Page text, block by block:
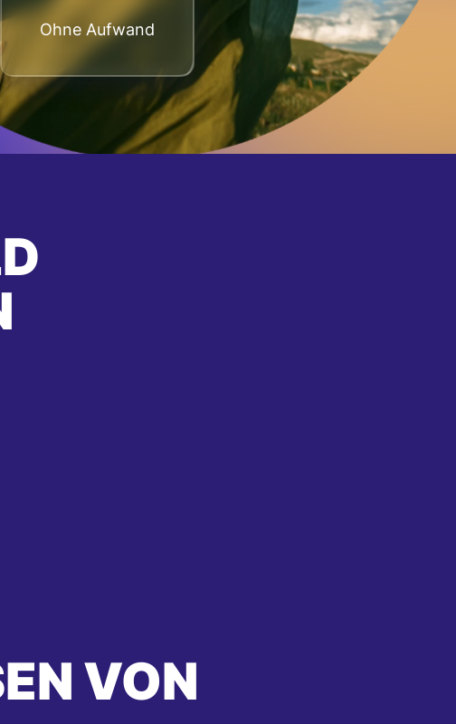
Оhne Aufwand
VON